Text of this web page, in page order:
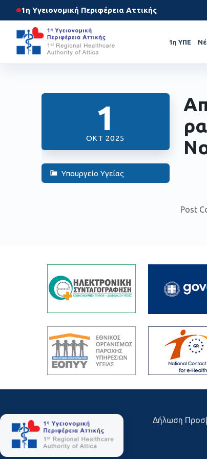
1η Υγειονομική Περιφέρεια Αττικής
1η ΥΠΕ
1
ΟΚΤ 2025
Υπουργείο Υγείας
Post
Δήλωση